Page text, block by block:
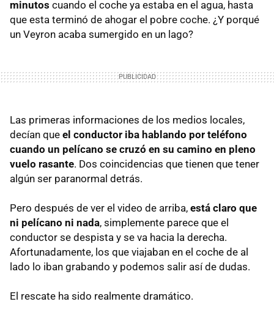
minutos cuando el coche ya estaba en el agua, hasta
que esta terminó de ahogar el pobre coche. ¿Y porqué
un Veyron acaba sumergido en un lago?
Las primeras informaciones de los medios locales,
decían que el conductor iba hablando por teléfono
cuando un pelícano se cruzó en su camino en pleno
vuelo rasante. Dos coincidencias que tienen que tener
algún ser paranormal detrás.
Pero después de ver el video de arriba, está claro que
ni pelícano ni nada, simplemente parece que el
conductor se despista y se va hacia la derecha.
Afortunadamente, los que viajaban en el coche de al
lado lo iban grabando y podemos salir así de dudas.
El rescate ha sido realmente dramático.